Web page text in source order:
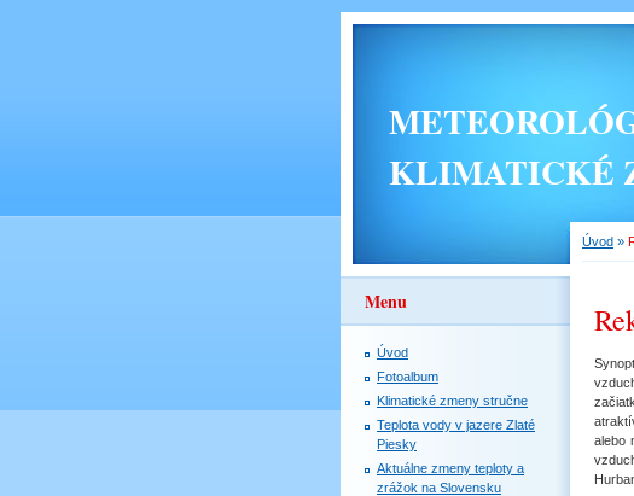
KLIMATICKÉ
Úvod »
alebo
Menu
Úvod
Fotoalbum
Klimatické zmeny stručne
Teplota vody v jazere Zlaté
Piesky
Aktuálne zmeny teploty a
zrážok na Slovensku